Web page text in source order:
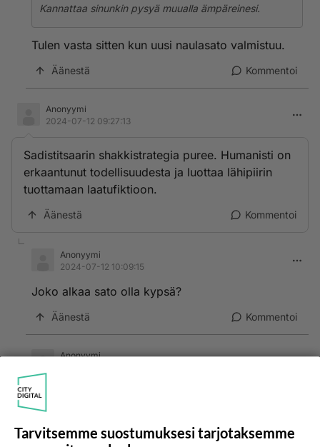
Kannattaa sinunkin pysyä muualla ämpäreinesi.
Tulen vasta sitten kun uusi naulasato valmistuu.
Äänestä Kommentoi
Anonyymi
2024-07-12 09:27:13
Sadistitsaarin shakkistrategia puree. Humanisti on
erkaantunut todellisuudesta ja luottaa lähipiirin
tuottamaan laatufiktioon.
Äänestä Kommentoi
Anonyymi
2024-07-12 10:09:15
Joko alkaa sato olla kypsä?
Äänestä Kommentoi
Anonyymi
Anonyymi
Joko alkaa sato olla kypsä?
Tarvitsemme suostumuksesi tarjotaksemme